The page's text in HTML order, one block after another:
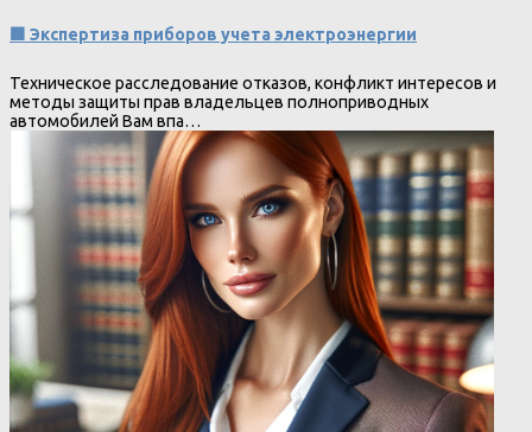
🟩 Экспертиза приборов учета электроэнергии
Техническое расследование отказов, конфликт интересов и
методы защиты прав владельцев полноприводных
автомобилей Вам впа…